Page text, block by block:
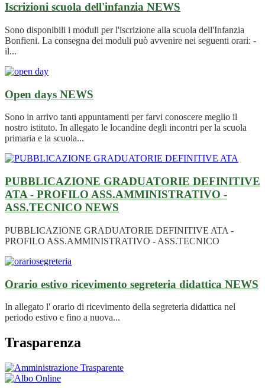
Iscrizioni scuola dell'infanzia NEWS
Sono disponibili i moduli per l'iscrizione alla scuola dell'Infanzia
Bonfieni. La consegna dei moduli può avvenire nei seguenti orari: -
il...
Open days NEWS
Sono in arrivo tanti appuntamenti per farvi conoscere meglio il
nostro istituto. In allegato le locandine degli incontri per la scuola
primaria e la scuola...
PUBBLICAZIONE GRADUATORIE DEFINITIVE
ATA - PROFILO ASS.AMMINISTRATIVO -
ASS.TECNICO NEWS
PUBBLICAZIONE GRADUATORIE DEFINITIVE ATA -
PROFILO ASS.AMMINISTRATIVO - ASS.TECNICO
Orario estivo ricevimento segreteria didattica NEWS
In allegato l' orario di ricevimento della segreteria didattica nel
periodo estivo e fino a nuova...
Trasparenza